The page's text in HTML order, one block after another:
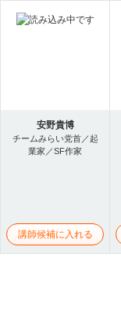
安野貴博
チームみらい党首／起
業家／SF作家
講師候補に入れる